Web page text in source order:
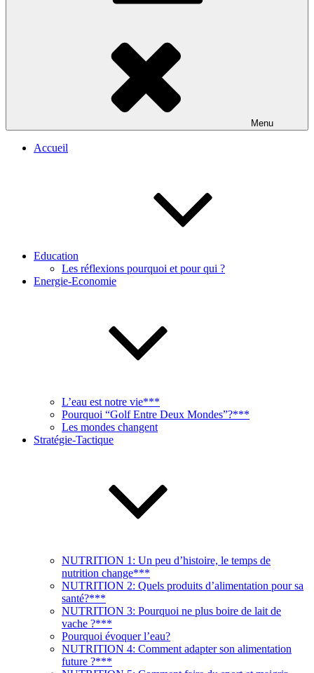
Menu
Accueil
Education
Les réflexions pourquoi et pour qui ?
Energie-Economie
L’eau est notre vie***
Pourquoi “Golf Entre Deux Mondes”?***
Les mondes changent
Stratégie-Tactique
NUTRITION 1: Un peu d’histoire, le temps de
nutrition change***
NUTRITION 2: Quels produits d’alimentation pour sa
santé?***
NUTRITION 3: Pourquoi ne plus boire de lait de
vache ?***
Pourquoi évoquer l’eau?
NUTRITION 4: Comment adapter son alimentation
future ?***